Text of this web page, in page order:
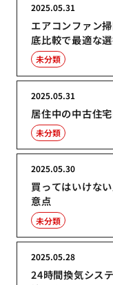
エアコンファン
底比較で最適な
2025.05.31
未分類
居住中の中古住
2025.05.31
未分類
買ってはいけな
意点
2025.05.30
未分類
24時間換気シス
2025.05.28